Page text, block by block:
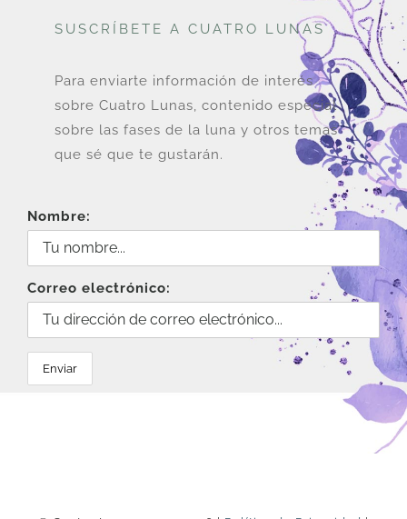
SUSCRÍBETE A CUATRO LUNAS
Para enviarte información de interés
sobre Cuatro Lunas, contenido especial
sobre las fases de la luna y otros temas
que sé que te gustarán.
Nombre:
Correo electrónico: